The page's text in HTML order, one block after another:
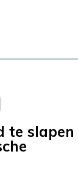
te slapen